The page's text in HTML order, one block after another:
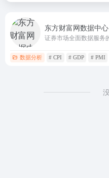
东方财富网数据中心
证券市场全面数据服务
数据分析 # CPI # GDP # PMI